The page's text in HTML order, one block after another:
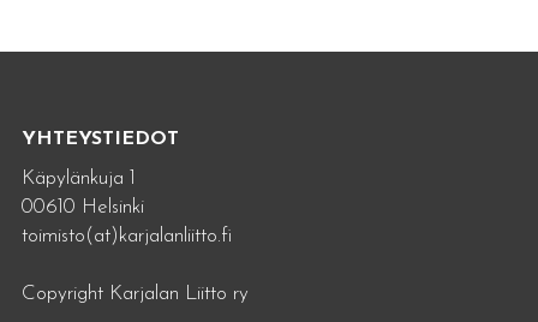
YHTEYSTIEDOT
Käpylänkuja 1
00610 Helsinki
toimisto(at)karjalanliitto.fi
Copyright Karjalan Liitto ry